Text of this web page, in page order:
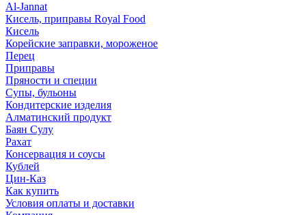
Al-Jannat
Кисель, приправы Royal Food
Кисель
Корейские заправки, мороженое
Перец
Приправы
Пряности и специи
Супы, бульоны
Кондитерские изделия
Алматинский продукт
Баян Сулу
Рахат
Консервация и соусы
Кублей
Цин-Каз
Как купить
Условия оплаты и доставки